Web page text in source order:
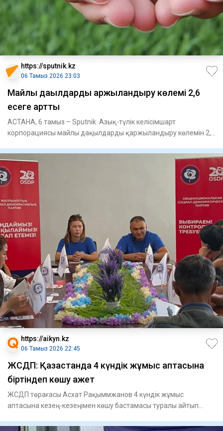
https://sputnik.kz
06 Тамыз 2026 23:03
Майлы дақылдарды қаржыландыру көлемі 2,6
есеге артты
АСТАНА, 6 тамыз – Sputnik. Азық-түлік келісімшарт
корпорациясы майлы дақылдарды қаржыландыру көлемін 2,6
https://aikyn.kz
06 Тамыз 2026 22:45
ЖСДП: Қазақстанда 4 күндік жұмыс аптасына
біртіндеп көшу қажет
ЖСДП төрағасы Асхат Рақыммжанов 4 күндік жұмыс
аптасына кезең-кезеңімен көшу бастамасы туралы айтып